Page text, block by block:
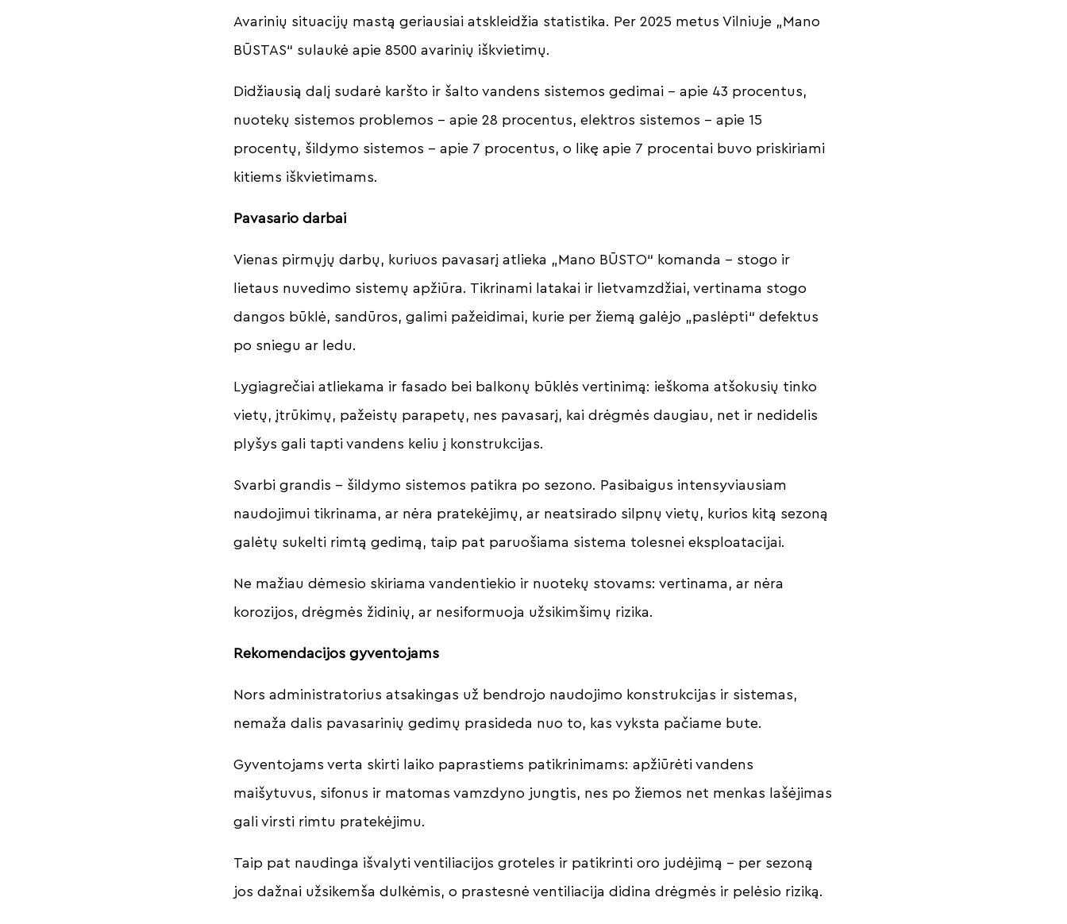
Avarinių situacijų mastą geriausiai atskleidžia statistika. Per 2025 metus Vilniuje „Mano
BŪSTAS“ sulaukė apie 8500 avarinių iškvietimų.
Didžiausią dalį sudarė karšto ir šalto vandens sistemos gedimai – apie 43 procentus,
nuotekų sistemos problemos – apie 28 procentus, elektros sistemos – apie 15
procentų, šildymo sistemos – apie 7 procentus, o likę apie 7 procentai buvo priskiriami
kitiems iškvietimams.
Pavasario darbai
Vienas pirmųjų darbų, kuriuos pavasarį atlieka „Mano BŪSTO“ komanda – stogo ir
lietaus nuvedimo sistemų apžiūra. Tikrinami latakai ir lietvamzdžiai, vertinama stogo
dangos būklė, sandūros, galimi pažeidimai, kurie per žiemą galėjo „paslėpti“ defektus
po sniegu ar ledu.
Lygiagrečiai atliekama ir fasado bei balkonų būklės vertinimą: ieškoma atšokusių tinko
vietų, įtrūkimų, pažeistų parapetų, nes pavasarį, kai drėgmės daugiau, net ir nedidelis
plyšys gali tapti vandens keliu į konstrukcijas.
Svarbi grandis – šildymo sistemos patikra po sezono. Pasibaigus intensyviausiam
naudojimui tikrinama, ar nėra pratekėjimų, ar neatsirado silpnų vietų, kurios kitą sezoną
galėtų sukelti rimtą gedimą, taip pat paruošiama sistema tolesnei eksploatacijai.
Ne mažiau dėmesio skiriama vandentiekio ir nuotekų stovams: vertinama, ar nėra
korozijos, drėgmės židinių, ar nesiformuoja užsikimšimų rizika.
Rekomendacijos gyventojams
Nors administratorius atsakingas už bendrojo naudojimo konstrukcijas ir sistemas,
nemaža dalis pavasarinių gedimų prasideda nuo to, kas vyksta pačiame bute.
Gyventojams verta skirti laiko paprastiems patikrinimams: apžiūrėti vandens
maišytuvus, sifonus ir matomas vamzdyno jungtis, nes po žiemos net menkas lašėjimas
gali virsti rimtu pratekėjimu.
Taip pat naudinga išvalyti ventiliacijos groteles ir patikrinti oro judėjimą – per sezoną
jos dažnai užsikemša dulkėmis, o prastesnė ventiliacija didina drėgmės ir pelėsio riziką.